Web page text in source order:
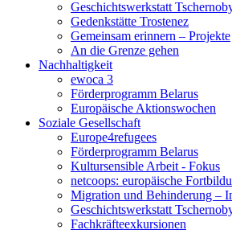
Geschichtswerkstatt
Gedenkstätte Trostenez
Gemeinsam erinnern – Projekte
An die Grenze gehen
Nachhaltigkeit
ewoca 3
Förderprogramm Belarus
Europäische Aktionswochen
Soziale Gesellschaft
Europe4refugees
Förderprogramm Belarus
Kultursensible Arbeit - Fokus
netcoops: europäische
Migration und Behinderung –
Geschichtswerkstatt
Fachkräfteexkursionen